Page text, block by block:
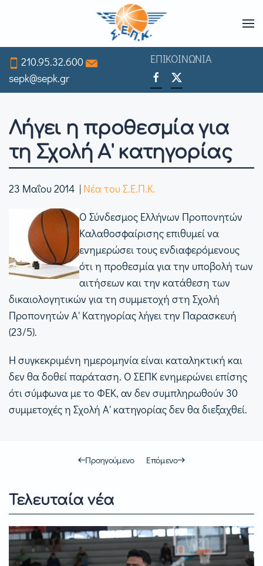
to
main
content
210.95.32.600
sepk@sepk.gr
ΕΠΙΚΟΙΝΩΝΙΑ
Λήγει η προθεσμία για
τη Σχολή Α' κατηγορίας
23 Μαΐου 2014 | Νέα του Σ.Ε.Π.Κ.
Ο Σύνδεσμος Ελλήνων Προπονητών
Καλαθοσφαίρισης επιθυμεί να
ενημερώσει τους ενδιαφερόμενους
ότι η προθεσμία για την υποβολή των
αιτήσεων και την κατάθεση των
δικαιολογητικών για τη συμμετοχή στη Σχολή
Προπονητών Α' Κατηγορίας λήγει την Παρασκευή
(23/5).
Η συγκεκριμένη ημερομηνία είναι καταληκτική και
δεν θα δοθεί παράταση. Ο ΣΕΠΚ ενημερώνει επίσης
ότι σύμφωνα με το ΦΕΚ, αν δεν συμπληρωθούν 30
συμμετοχές η Σχολή Α' κατηγορίας δεν θα διεξαχθεί.
Προηγούμενο Επόμενο
Τελευταία νέα